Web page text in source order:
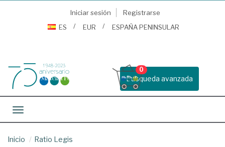
Iniciar sesión
Registrarse
ES
EUR ESPAÑA PENINSULAR
Busqueda avanzada
0
Toggle navigation
Inicio Ratio Legis